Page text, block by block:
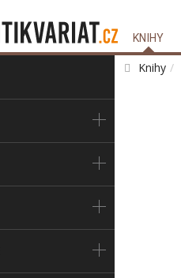
KNIHY
Knihy